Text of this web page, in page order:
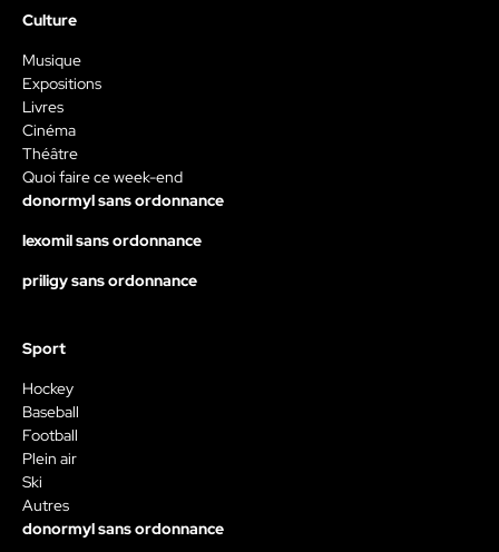
Culture
Musique
Expositions
Livres
Cinéma
Théâtre
Quoi faire ce week-end
donormyl sans ordonnance
lexomil sans ordonnance
priligy sans ordonnance
Sport
Hockey
Baseball
Football
Plein air
Ski
Autres
donormyl sans ordonnance